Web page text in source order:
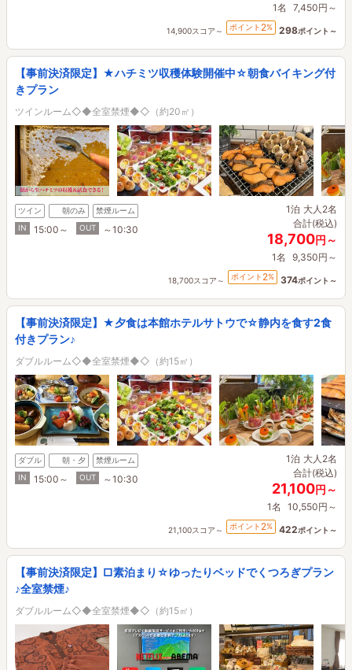
1名 7,450円～
14,900スコア～ ポイント 2% 298ポイント～
【事前決済限定】★ハチミツ収穫体験開催中☆朝食バイキング付
きプラン
ツインルーム◇◆全室禁煙◆◇（約20㎡）
ツイン 朝のみ
禁煙ルーム
IN
15:00～ OUT ～10:30
1泊 大人2名
合計(税込)
18,700円～
1名 9,350円～
18,700スコア～ ポイント 2% 374ポイント～
【事前決済限定】★夕食は本館ホテルサトウで☆静内を食す2食
付きプラン♪
ダブルルーム◇◆全室禁煙◆◇（約15㎡）
ダブル 朝・夕
禁煙ルーム
IN
15:00～ OUT ～10:30
1泊 大人2名
合計(税込)
21,100円～
1名 10,550円～
21,100スコア～ ポイント 2% 422ポイント～
【事前決済限定】□素泊まり☆ゆったりベッドでくつろぎプラン
♪全室禁煙♪
ダブルルーム◇◆全室禁煙◆◇（約15㎡）